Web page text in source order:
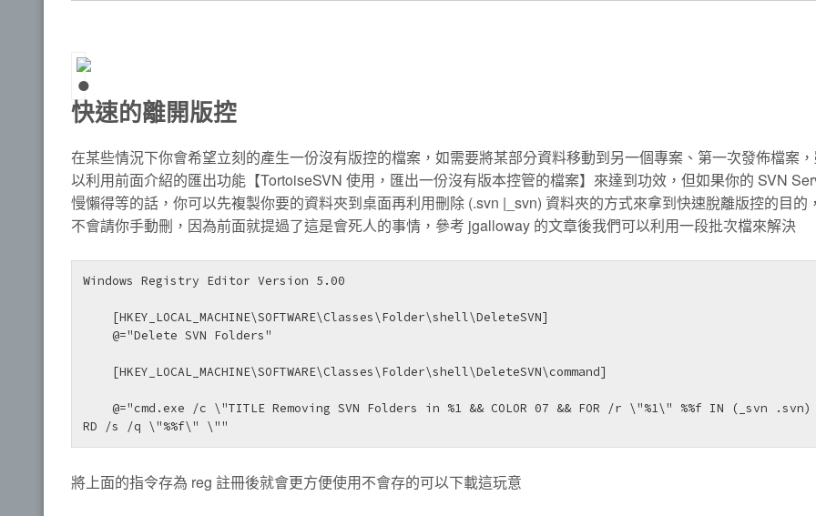
快速的離開版控
在某些情況下你會希望立刻的產生一份沒有版控的檔案，如需要將某部分資料移動到另一個專案、第一次發佈檔案
以利用前面介紹的匯出功能【TortoiseSVN 使用，匯出一份沒有版本控管的檔案】來達到功效，但如果你的 SVN
慢懶得等的話，你可以先複製你要的資料夾到桌面再利用刪除 (.svn |_svn) 資料夾的方式來拿到快速脫離版控的目的
不會請你手動刪，因為前面就提過了這是會死人的事情，參考 jgalloway 的文章後我們可以利用一段批次檔來解決
Windows Registry Editor Version 5.00
RD /s /q \"%%f\" \""
將上面的指令存為 reg 註冊後就會更方便使用不會存的可以下載這玩意